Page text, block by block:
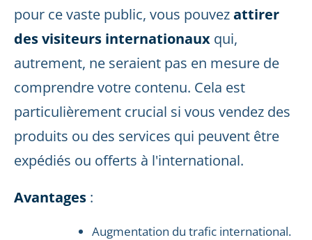
pour ce vaste public, vous pouvezattirer
des visiteurs internationaux qui,
autrement, ne seraient pas en mesure de
comprendre votre contenu. Cela est
particulièrement crucial si vous vendez des
produits ou des services qui peuvent être
expédiés ou offerts à l'international.
Avantages :
Augmentation du trafic international.